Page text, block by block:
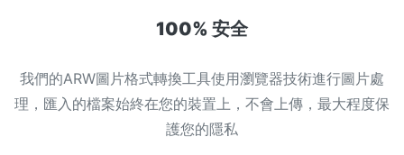
100% 安全
我們的ARW圖片格式轉換工具使用瀏覽器技術進行圖片處
理，匯入的檔案始終在您的裝置上，不會上傳，最大程度保
護您的隱私